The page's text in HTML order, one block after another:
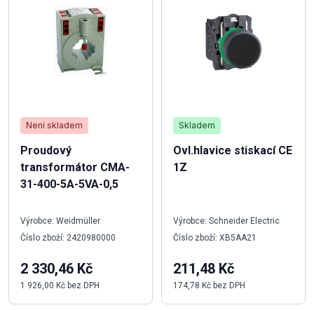
Není skladem
Proudový
transformátor CMA-
31-400-5A-5VA-0,5
Výrobce: Weidmüller
Číslo zboží: 2420980000
2 330,46 Kč
1 926,00 Kč bez DPH
Skladem
Ovl.hlavice stiskací CE
1Z
Výrobce: Schneider Electric
Číslo zboží: XB5AA21
211,48 Kč
174,78 Kč bez DPH